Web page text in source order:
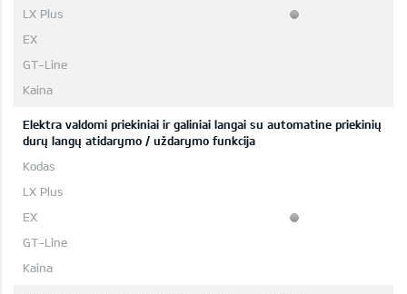
Elektra valdomi priekiniai ir galiniai langai su automatine priekinių
durų langų atidarymo / uždarymo funkcija